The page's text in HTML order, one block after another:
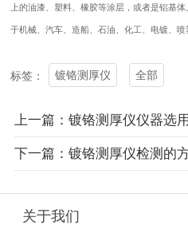
上的油漆、塑料、橡胶等涂层，或者是铝基
于机械、汽车、造船、石油、化工、电镀、喷
标签： 镀铬测厚仪 全部
上一篇：镀铬测厚仪仪器选
下一篇：镀铬测厚仪检测的
关于我们